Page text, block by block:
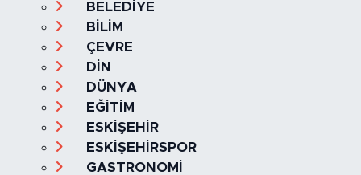
BELEDİYE
BİLİM
ÇEVRE
DİN
DÜNYA
EĞİTİM
ESKİŞEHİR
ESKİŞEHİRSPOR
GASTRONOMİ